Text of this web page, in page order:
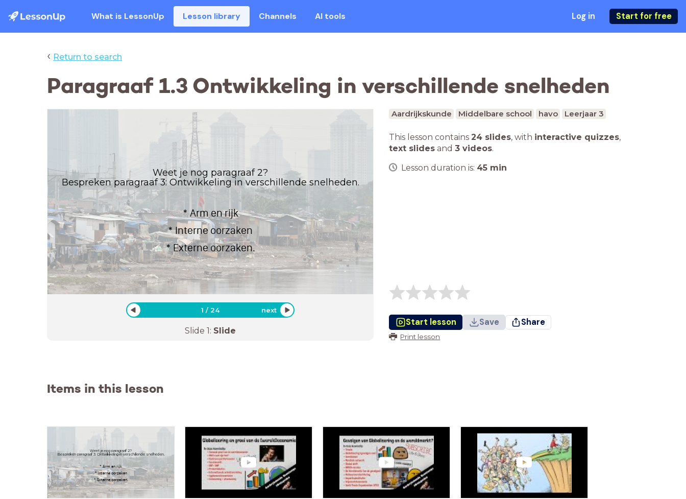
What is LessonUp Lesson library Channels AI tools Log in Start for free
‹ Return to search
Paragraaf 1.3 Ontwikkeling in verschillende snelheden
Weet je nog paragraaf 2?
Bespreken paragraaf 3: Ontwikkeling in verschillende snelheden.
* Arm en rijk
* Interne oorzaken
* Externe oorzaken.
1 /24 next
Slide 1: Slide
Aardrijkskunde Middelbare school havo Leerjaar 3
This lesson contains 24 slides, with interactive quizzes,
text slides and 3 videos.
Lesson duration is: 45 min
Start lesson Save Share
Print lesson
Items in this lesson
Weet je nog paragraaf 2?
Bespreken paragraaf 3: Ontwikkeling in verschillende snelheden.
* Arm en rijk
* Interne oorzaken
* Externe oorzaken.